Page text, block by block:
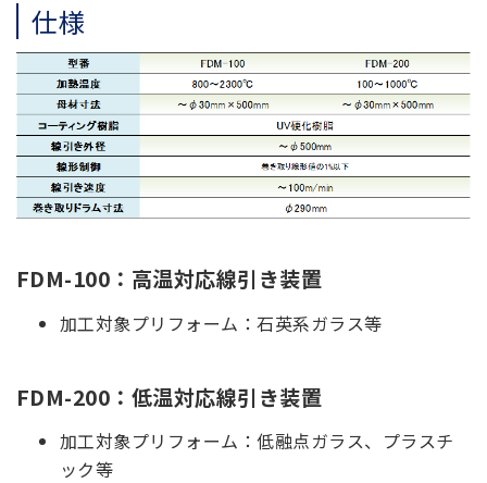
仕様
FDM-100：高温対応線引き装置
加工対象プリフォーム：石英系ガラス等
FDM-200：低温対応線引き装置
加工対象プリフォーム：低融点ガラス、プラスチ
ック等